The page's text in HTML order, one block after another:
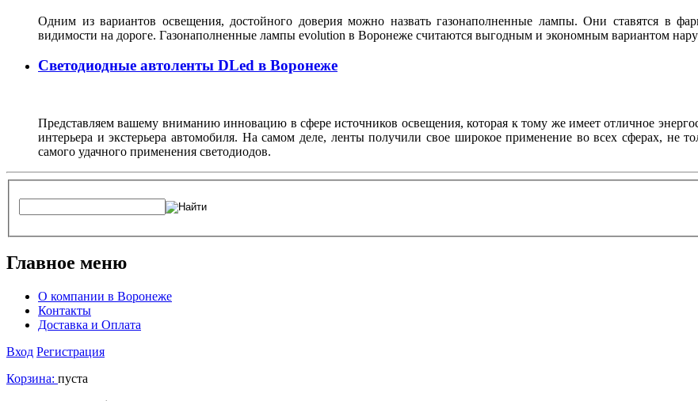
Одним из вариантов освещения, достойного доверия можно назвать газонаполненные лампы. Они ставятся в
видимости на дороге. Газонаполненные лампы evolution в Воронеже считаются выгодным и экономным вариантом
Светодиодные автоленты DLed в Воронеже
Представляем вашему вниманию инновацию в сфере источников освещения, которая к тому же имеет отличное
интерьера и экстерьера автомобиля. На самом деле, ленты получили свое широкое применение во всех сферах, не
самого удачного применения светодиодов.
Главное меню
О компании в Воронеже
Контакты
Доставка и Оплата
Вход Регистрация
Корзина: пуста